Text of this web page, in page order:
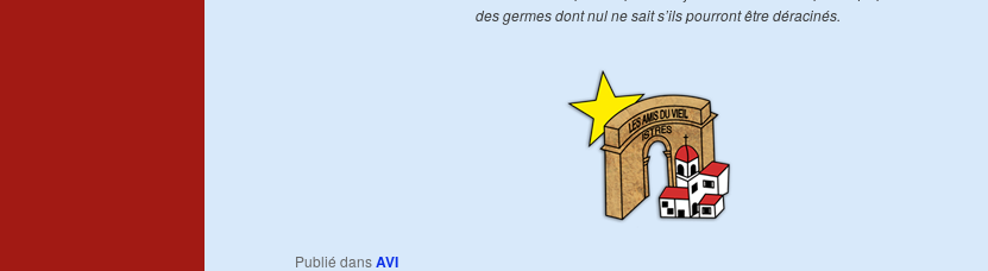
des germes dont nul ne sait s’ils pourront être déracinés.
Publié dansAVI